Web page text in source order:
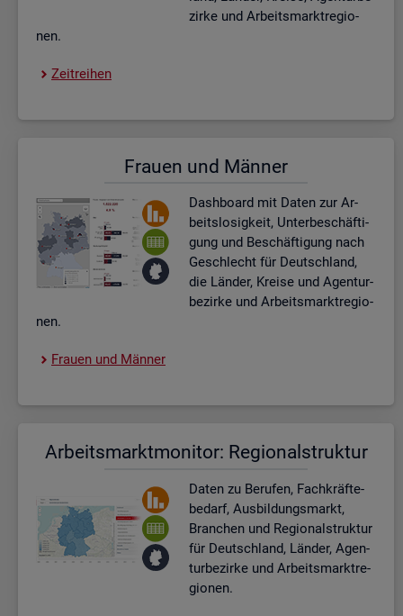
zir­ke und Ar­beits­markt­re­gio­
nen.
Zeit­rei­hen
Frau­en und Män­ner
Dash­board mit Daten zur Ar­
beits­lo­sig­keit, Un­ter­be­schäf­ti­
gung und Be­schäf­ti­gung nach
Ge­schlecht für Deutsch­land,
die Län­der, Krei­se und Agen­tur­
be­zir­ke und Ar­beits­markt­re­gio­
nen.
Frau­en und Män­ner
Ar­beits­markt­mo­ni­tor: Re­gio­nal­struk­tur
Daten zu Be­ru­fen, Fach­kräf­te­
be­darf, Aus­bil­dungs­markt,
Bran­chen und Re­gio­nal­struk­tur
für Deutsch­land, Län­der, Agen­
tur­be­zir­ke und Ar­beits­markt­re­
gio­nen.